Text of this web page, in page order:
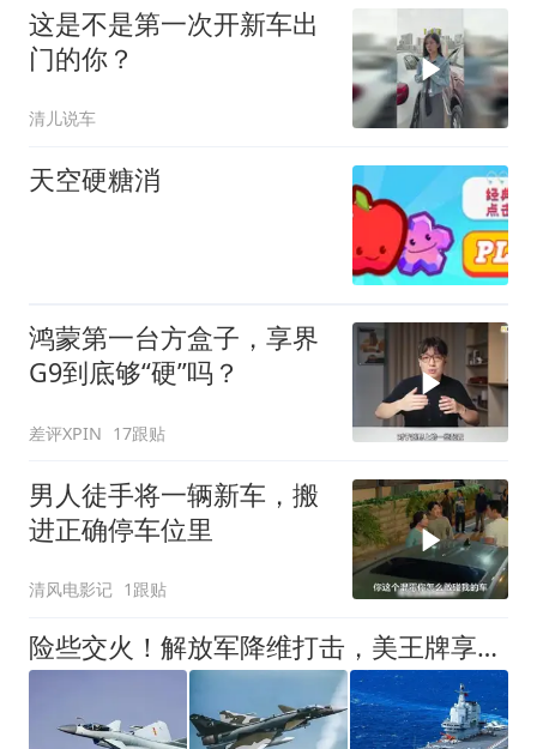
这是不是第一次开新车出
门的你？
清儿说车
天空硬糖消
鸿蒙第一台方盒子，享界
G9到底够“硬”吗？
差评XPIN 17跟贴
男人徒手将一辆新车，搬
进正确停车位里
清风电影记 1跟贴
险些交火！解放军降维打击，美王牌享受印军待遇，没察觉已被锁定